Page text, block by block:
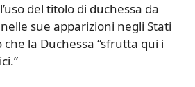
del titolo di duchessa da
nelle sue apparizioni negli Stati
la Duchessa “sfrutta qui i